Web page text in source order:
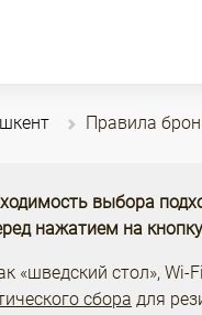
Правила
выбора
нажатием на
«шведский стол», Wi-
сбора для